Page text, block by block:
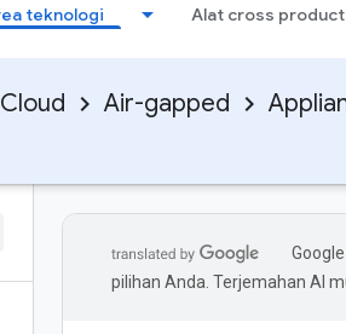
teknologi Alat cross product
Air-gapped
pilihan Anda. Terjemahan AI